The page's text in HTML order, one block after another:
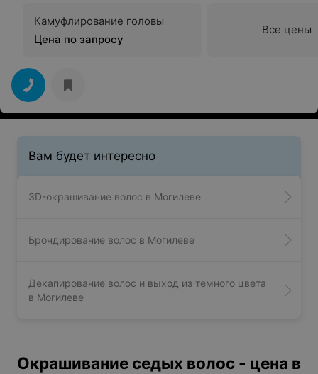
Камуфлирование головы
Цена по запросу
Все цены
Вам будет интересно
3D-окрашивание волос в Могилеве
Брондирование волос в Могилеве
Декапирование волос и выход из темного цвета
в Могилеве
Окрашивание седых волос - цена в